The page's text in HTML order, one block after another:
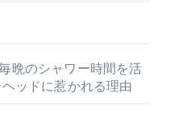
晩のシャワー時間を活
ッドに惹かれる理由